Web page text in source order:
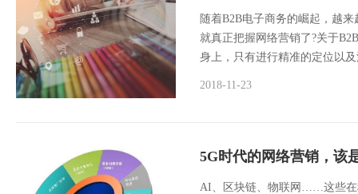
随着B2B电子商务的崛起，越
就真正把握网络营销了?关于
身上，只有进行精准的定位以
2018-11-23
5G时代的网络营销，该
AI、区块链、物联网……这些在